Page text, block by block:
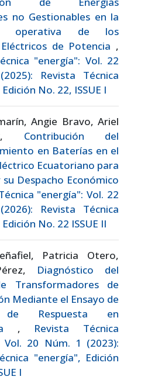
no Gestionables en la
operativa de los
de Potencia ,
"energía": Vol. 22
Revista Técnica
No. 22, ISSUE I
Angie Bravo, Ariel
Contribución del
en Baterías en el
Ecuatoriano para
Despacho Económico
"energía": Vol. 22
Revista Técnica
No. 22 ISSUE II
Patricia Otero,
Diagnóstico del
Transformadores de
Mediante el Ensayo de
de Respuesta en
, Revista Técnica
Vol. 20 Núm. 1 (2023):
"energía", Edición
I